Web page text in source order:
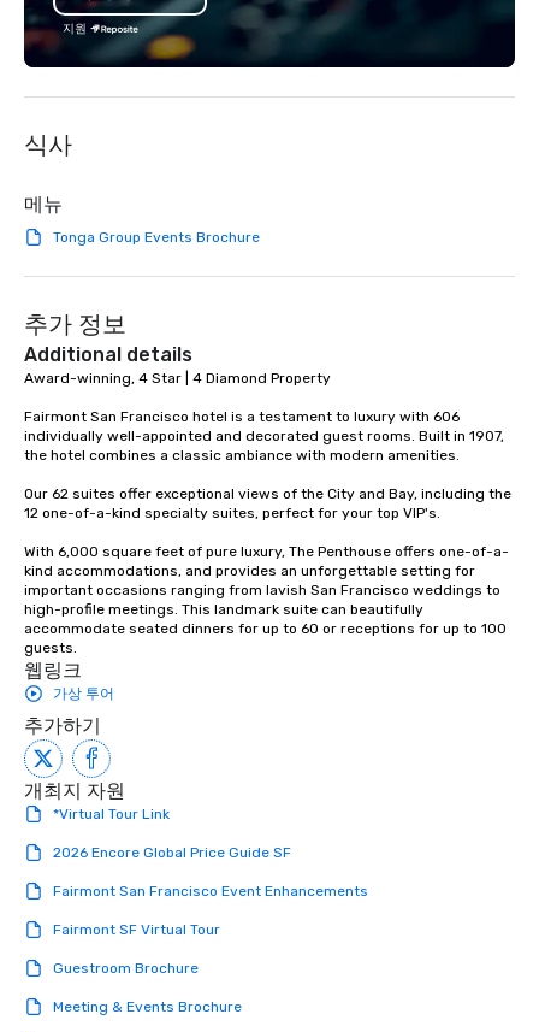
지원
식사
메뉴
Tonga Group Events Brochure
추가 정보
Additional details
Award-winning, 4 Star | 4 Diamond Property
Fairmont San Francisco hotel is a testament to luxury with 606
individually well-appointed and decorated guest rooms. Built in 1907,
the hotel combines a classic ambiance with modern amenities.
Our 62 suites offer exceptional views of the City and Bay, including the
12 one-of-a-kind specialty suites, perfect for your top VIP's.
With 6,000 square feet of pure luxury, The Penthouse offers one-of-a-
kind accommodations, and provides an unforgettable setting for
important occasions ranging from lavish San Francisco weddings to
high-profile meetings. This landmark suite can beautifully
accommodate seated dinners for up to 60 or receptions for up to 100
guests.
웹링크
가상 투어
추가하기
개최지 자원
*Virtual Tour Link
2026 Encore Global Price Guide SF
Fairmont San Francisco Event Enhancements
Fairmont SF Virtual Tour
Guestroom Brochure
Meeting & Events Brochure